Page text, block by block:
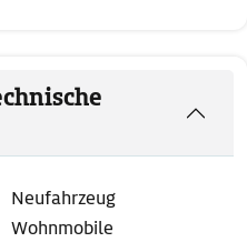
Neufahrzeug
Wohnmobile